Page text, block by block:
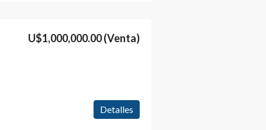
U$1,000,000.00(Venta)
Detalles